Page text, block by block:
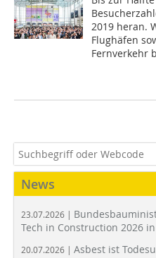
2019 heran.
Flughäfen
Fernverkehr
News
23.07.2026 |
Tech in Construction 2026
20.07.2026 | Asbest ist